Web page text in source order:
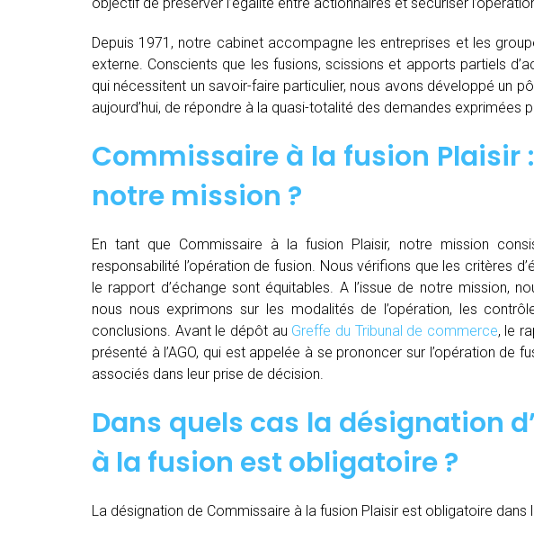
Depuis 1971, notre cabinet accompagne les entreprises et les
externe. Conscients que les fusions, scissions et apports partiels
qui nécessitent un savoir-faire particulier, nous avons développé un
aujourd’hui, de répondre à la quasi-totalité des demandes exprimées
Commissaire à la fusion Plaisir
notre mission ?
En tant que Commissaire à la fusion Plaisir, notre mission
responsabilité l’opération de fusion. Nous vérifions que les critères
le rapport d’échange sont équitables. A l’issue de notre mission,
nous nous exprimons sur les modalités de l’opération, les
conclusions. Avant le dépôt au Greffe du Tribunal de commerce, le
présenté à l’AGO, qui est appelée à se prononcer sur l’opération de
associés dans leur prise de décision.
Dans quels cas la désignation
à la fusion est obligatoire ?
La désignation de Commissaire à la fusion Plaisir est obligatoire dans